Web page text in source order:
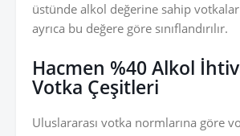
üstünde alkol değerine sahip
ayrıca bu değere göre sınıflandırılır.
Hacmen %40 Alkol
Votka Çeşitleri
Uluslararası votka normlarına göre